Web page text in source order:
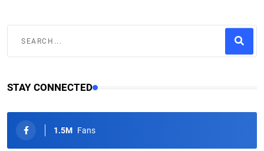
STAY CONNECTED
1.5M Fans